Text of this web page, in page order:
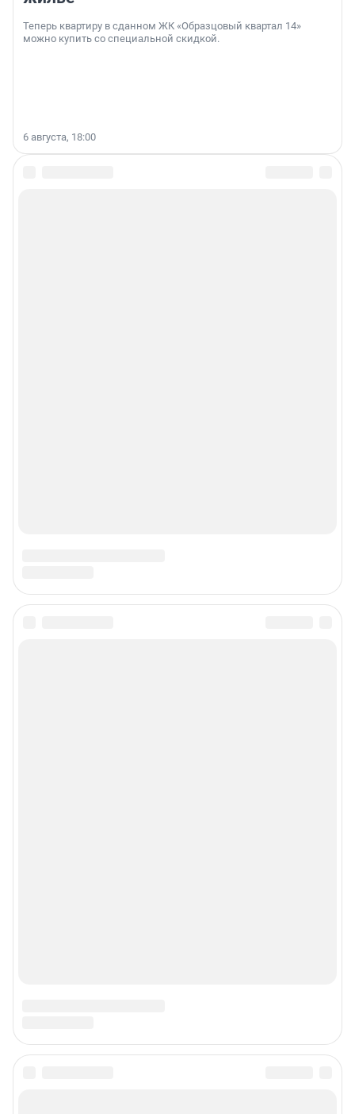
Теперь квартиру в сданном ЖК «Образцовый квартал 14»
можно купить со специальной скидкой.
6 августа, 18:00